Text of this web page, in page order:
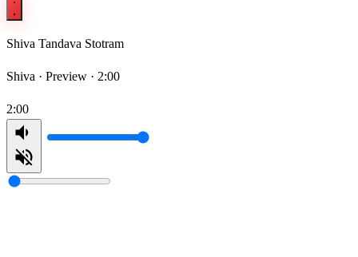
Shiva Tandava Stotram
Shiva · Preview · 2:00
2:00